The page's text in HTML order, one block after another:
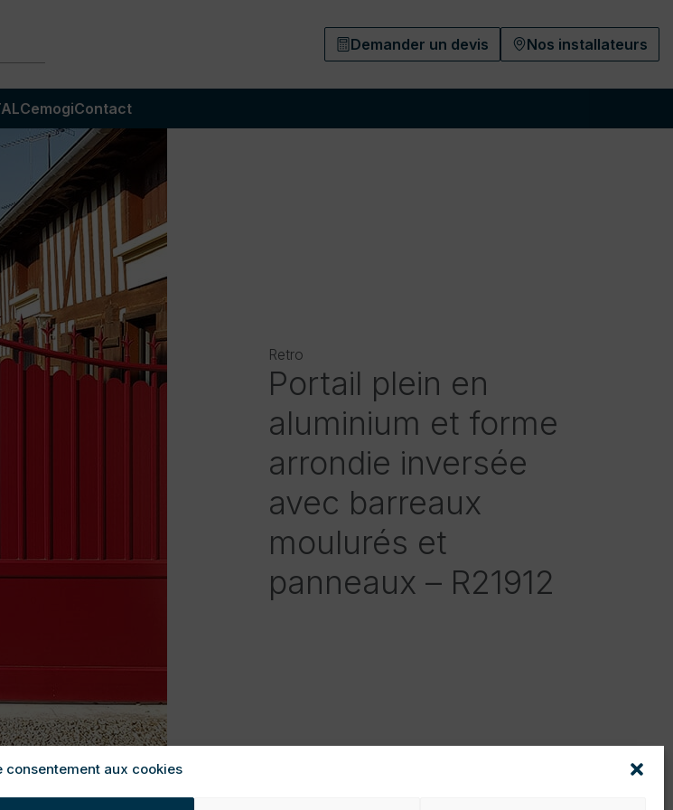
consentement aux cookies
Demander un devis Nos installateurs
CemogiContact
Retro
Portail plein en
aluminium et forme
arrondie inversée
avec barreaux
moulurés et
panneaux – R21912